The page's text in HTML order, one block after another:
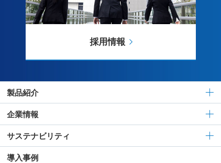
採用情報
製品紹介
企業情報
サステナビリティ
導入事例